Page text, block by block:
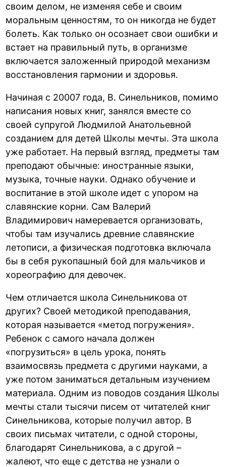
своим делом, не изменяя себе и своим
моральным ценностям, то он никогда не будет
болеть. Как только он осознает свои ошибки и
встает на правильный путь, в организме
включается заложенный природой механизм
восстановления гармонии и здоровья.
Начиная с 20007 года, В. Синельников, помимо
написания новых книг, занялся вместе со
своей супругой Людмилой Анатольевной
созданием для детей Школы мечты. Эта школа
уже работает. На первый взгляд, предметы там
преподают обычные: иностранные языки,
музыка, точные науки. Однако обучение и
воспитание в этой школе идет с упором на
славянские корни. Сам Валерий
Владимирович намеревается организовать,
чтобы там изучались древние славянские
летописи, а физическая подготовка включала
бы в себя рукопашный бой для мальчиков и
хореографию для девочек.
Чем отличается школа Синельникова от
других? Своей методикой преподавания,
которая называется «метод погружения».
Ребенок с самого начала должен
«погрузиться» в цель урока, понять
взаимосвязь предмета с другими науками, а
уже потом заниматься детальным изучением
материала. Одним из поводов создания Школы
мечты стали тысячи писем от читателей книг
Синельникова, которые получил автор. В
своих письмах читатели, с одной стороны,
благодарят Синельникова, а с другой –
жалеют, что еще с детства не узнали о